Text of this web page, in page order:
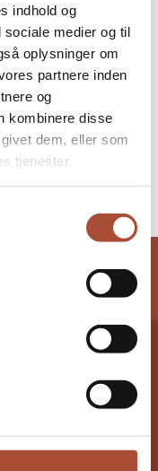
indhold og
medier og til
oplysninger om
partnere inden
og
kombinere disse
dem, eller som
tjenester.